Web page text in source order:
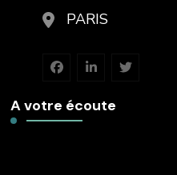
PARIS
A votre écoute